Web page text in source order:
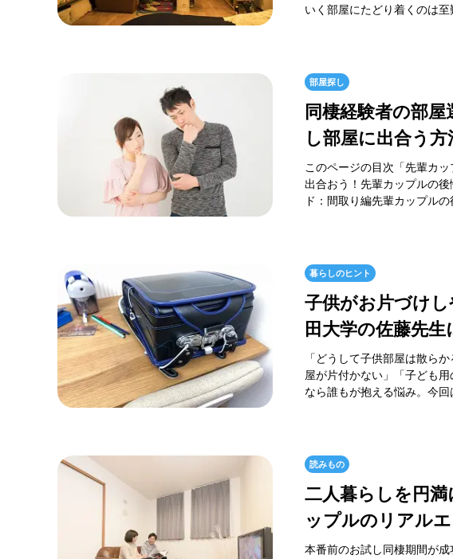
いく部屋にたどり着くのは
部屋探し
同棲経験者の部
し部屋に出合う方
このページの目次「先輩カ
出合おう！先輩カップルの
ド：間取り編先輩カップル
暮らしのヒント
子供がお片づけ
田大学の佐藤先
「どうして子供部屋は散ら
屋が片付かない」「子ども
なら誰もが抱える悩み。今
読みもの
二人暮らしを円
ップルのリアル
本番前のお試し同棲期間が